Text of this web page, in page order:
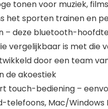
tonen voor muziek,
het sporten trainen en
– deze bluetooth-
vergelijkbaar is met die
door een team
de akoestiek
touch-bediening –
telefoons, Mac/